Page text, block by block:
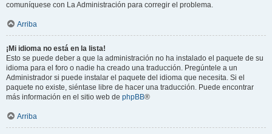
comuníquese con La Administración para corregir el problema.
Arriba
¡Mi idioma no está en la lista!
Esto se puede deber a que la administración no ha instalado el paquete de su
idioma para el foro o nadie ha creado una traducción. Pregúntele a un
Administrador si puede instalar el paquete del idioma que necesita. Si el
paquete no existe, siéntase libre de hacer una traducción. Puede encontrar
más información en el sitio web de phpBB®
Arriba